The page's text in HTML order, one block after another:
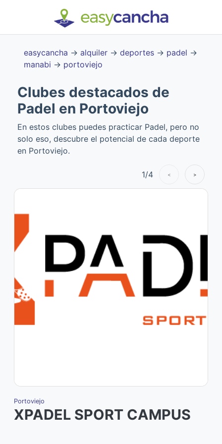
easycancha → alquiler → deportes → padel →
manabi → portoviejo
Portoviejo
XPADEL SPORT CAMPUS
Clubes destacados de
Padel en Portoviejo
En estos clubes puedes practicar Padel, pero no
solo eso, descubre el potencial de cada deporte
en Portoviejo.
1/4 < >